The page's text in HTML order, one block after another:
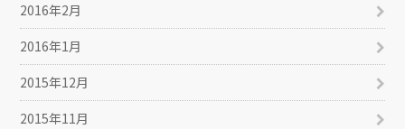
2016年2月
2016年1月
2015年12月
2015年11月